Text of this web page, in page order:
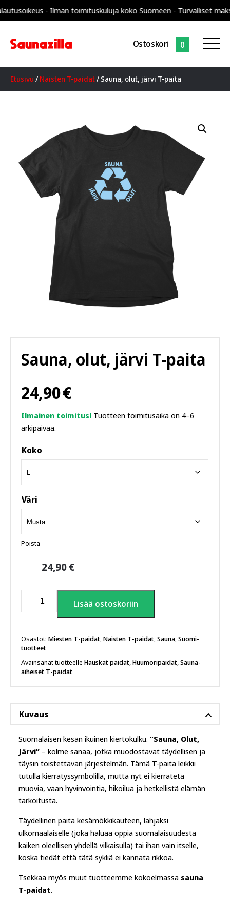
- Ilman toimituskuluja koko Suomeen - Turvalliset maksut
Ostoskori 0
Etusivu / Naisten T-paidat/ Sauna, olut, järvi T-paita
Sauna, olut, järvi T-paita
24,90€
Ilmainen toimitus! Tuotteen toimitusaika on 4–6
arkipäivää.
Koko
Väri
Poista
24,90€
paita
määrä
Lisää ostoskoriin
Osastot: Miesten T-paidat,Naisten T-paidat,Sauna,Suomi-
tuotteet
Avainsanat tuotteelle Hauskat paidat,Huumoripaidat,Sauna-
aiheiset T-paidat
Kuvaus
Suomalaisen kesän ikuinen kiertokulku. ”Sauna, Olut,
Järvi” – kolme sanaa, jotka muodostavat täydellisen ja
täysin toistettavan järjestelmän. Tämä T-paita leikkii
tutulla kierrätyssymbolilla, mutta nyt ei kierrätetä
muovia, vaan hyvinvointia, hikoilua ja hetkellistä elämän
tarkoitusta.
Täydellinen paita kesämökkikauteen, lahjaksi
ulkomaalaiselle (joka haluaa oppia suomalaisuudesta
kaiken oleellisen yhdellä vilkaisulla) tai ihan vain itselle,
koska tiedät että tätä sykliä ei kannata rikkoa.
Tsekkaa myös muut tuotteemme kokoelmassa sauna
T-paidat.